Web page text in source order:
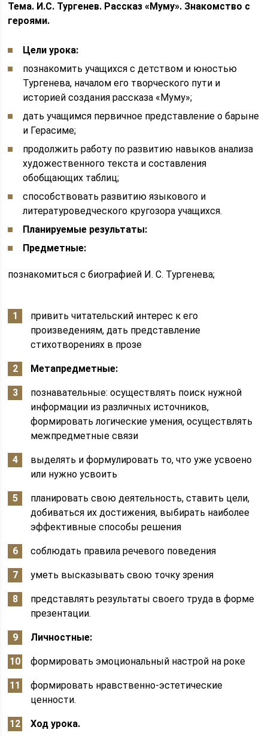
Тема. И.С. Тургенев. Рассказ «Муму». Знакомство с
героями.
Цели урока:
познакомить учащихся с детством и юностью
Тургенева, началом его творческого пути и
историей создания рассказа «Муму»;
дать учащимся первичное представление о барыне
и Герасиме;
продолжить работу по развитию навыков анализа
художественного текста и составления
обобщающих таблиц;
способствовать развитию языкового и
литературоведческого кругозора учащихся.
Планируемые результаты:
Предметные:
познакомиться с биографией И. С. Тургенева;
привить читательский интерес к его
произведениям, дать представление
стихотворениях в прозе
Метапредметные:
познавательные: осуществлять поиск нужной
информации из различных источников,
формировать логические умения, осуществлять
межпредметные связи
выделять и формулировать то, что уже усвоено
или нужно усвоить
планировать свою деятельность, ставить цели,
добиваться их достижения, выбирать наиболее
эффективные способы решения
соблюдать правила речевого поведения
уметь высказывать свою точку зрения
представлять результаты своего труда в форме
презентации.
Личностные:
формировать эмоциональный настрой на роке
формировать нравственно-эстетические
ценности.
Ход урока.